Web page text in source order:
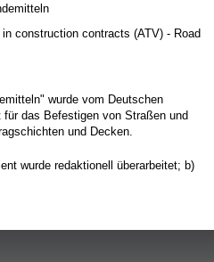
construction contracts (ATV) - Road
wurde vom Deutschen
das Befestigen von Straßen und
und Decken.
wurde redaktionell überarbeitet; b)